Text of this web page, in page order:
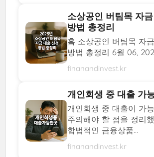
소상공인 버팀목 자
방법 총정리
홈 소상공인 버팀목 자
방법 총정리 6월 06,
finanandinvest.kr
개인회생 중 대출 가
개인회생 중 대출이 가
주의해야 할 점을 정리
합법적인 금융상품...
finanandinvest.kr